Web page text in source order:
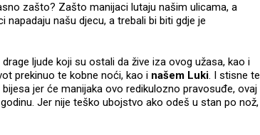
zašto? Zašto manijaci lutaju našim ulicama, a
našu djecu, a trebali bi biti gdje je
ljude koji su ostali da žive iza ovog užasa, kao i
prekinuo te kobne noći, kao i našem Luki. I stisne te
jer će manijaka ovo redikulozno pravosuđe, ovaj
Jer nije teško ubojstvo ako odeš u stan po nož,